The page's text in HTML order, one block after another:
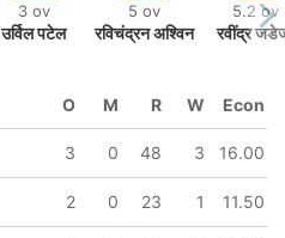
3 ov
उर्विल पटेल
5 ov
रविचंद्रन अश्विन
5.2 ov
रवींद्र
O M R W Econ
3 0 48 3 16.00
2 0 23 1 11.50